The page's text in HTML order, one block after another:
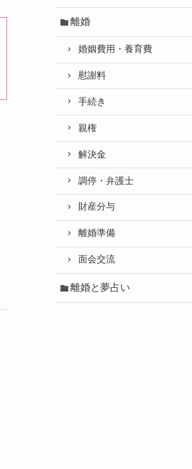
離婚
婚姻費用・養育費
慰謝料
手続き
親権
解決金
調停・弁護士
財産分与
離婚準備
面会交流
離婚と夢占い